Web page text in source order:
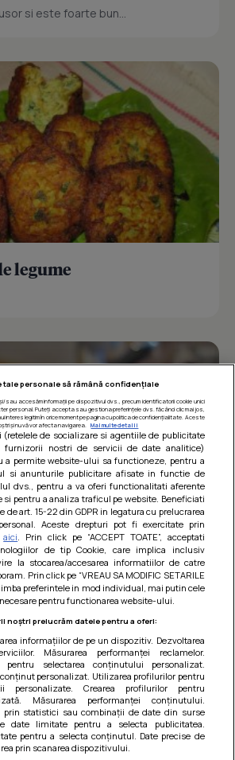
si este foarte bun...
legume
cu arpagic rosu
preparat!
tale personale să rămână confidențiale
sau accesăm informații pe dispozitivul dvs., precum identificatorii cookie unici
personal. Puteți accepta sau gestiona preferințele dvs. făcând clic mai jos,
interes legitim în orice moment pe pagina cu politica de confidențialitate. Aceste
și nu vă vor afecta navigarea.
Mai multe detalii
(retelele de socializare si agentiile de publicitate
furnizorii nostri de servicii de date analitice)
a permite website-ului sa functioneze, pentru a
si anunturile publicitare afisate in functie de
dvs., pentru a va oferi functionalitati aferente
si pentru a analiza traficul pe website. Beneficiati
de art. 15-22 din GDPR in legatura cu prelucrarea
Aceste drepturi pot fi exercitate prin
aici . Prin click pe “ACCEPT TOATE”, acceptati
de tip Cookie, care implica inclusiv
la stocarea/accesarea informatiilor de catre
Prin click pe “VREAU SA MODIFIC SETARILE
preferintele in mod individual, mai putin cele
pentru functionarea website-ului.
noștri prelucrăm datele pentru a oferi:
informațiilor de pe un dispozitiv. Dezvoltarea
Măsurarea performanței reclamelor.
pentru selectarea conținutului personalizat.
personalizat. Utilizarea profilurilor pentru
personalizate. Crearea profilurilor pentru
Măsurarea performanței conținutului.
prin statistici sau combinații de date din surse
date limitate pentru a selecta publicitatea.
pentru a selecta conținutul. Date precise de
prin scanarea dispozitivului.